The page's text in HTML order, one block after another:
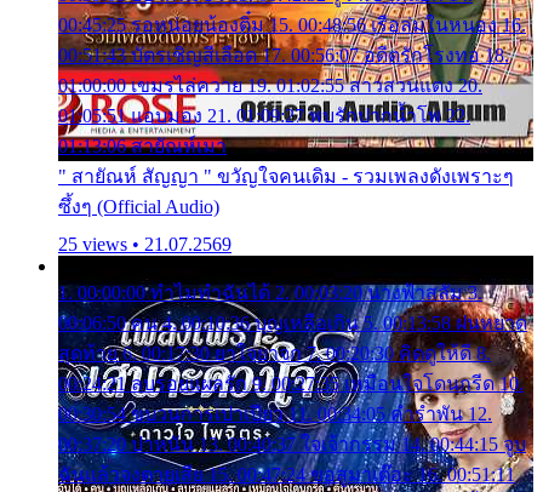
00:45:25 รอหน่อยน้องติ๋ม 15. 00:48:56 เรือล่มในหนอง 16.
00:51:43 บัตรเชิญสีเลือด 17. 00:56:07 อดีตรักโรงทอ 18.
01:00:00 เขมรไล่ควาย 19. 01:02:55 สาวสวนแตง 20.
01:05:51 แอบมอง 21. 01:09:27 พบรักปากน้ำโพ 22.
01:13:06 สายัณห์เมา
" สายัณห์ สัญญา " ขวัญใจคนเดิม - รวมเพลงดังเพราะๆ
ซึ้งๆ (Official Audio)
25 views • 21.07.2569
1. 00:00:00 ทำไมทำฉันได้ 2. 00:03:20 นางฟ้าสลัม 3.
00:06:50 คน 4. 00:10:36 บุญเหลือเกิน 5. 00:13:58 ฝนหยาด
สุดท้าย 6. 00:17:30 ยาใจยาจก 7. 00:20:30 คิดดูให้ดี 8.
00:24:21 ลบรอยแผลรัก 9. 00:27:35 เหมือนใจโดนกรีด 10.
00:30:54 ขบวนการเปาเปียว 11. 00:34:05 คำรำพัน 12.
00:37:20 ปาหนัน 13. 00:40:37 ใจเจ้ากรรม 14. 00:44:15 จูบ
ฉันแล้วจงตายเสีย 15. 00:47:24 ขอสูมาเต๊อะ 16. 00:51:11